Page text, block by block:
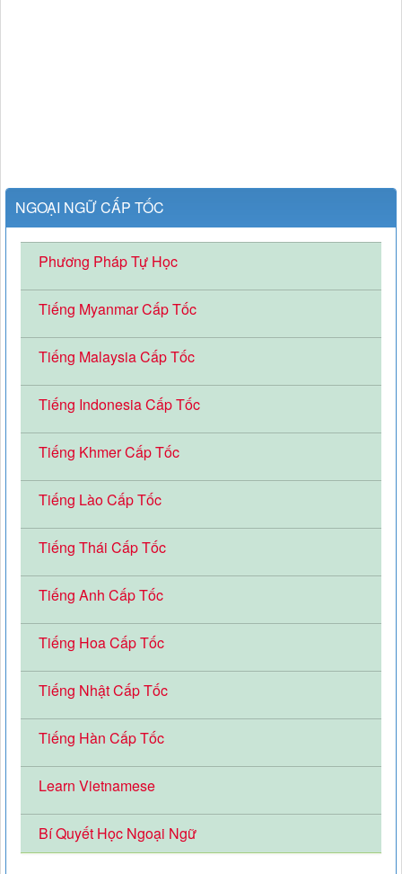
NGOẠI NGỮ CẤP TỐC
Phương Pháp Tự Học
Tiếng Myanmar Cấp Tốc
Tiếng Malaysia Cấp Tốc
Tiếng Indonesia Cấp Tốc
Tiếng Khmer Cấp Tốc
Tiếng Lào Cấp Tốc
Tiếng Thái Cấp Tốc
Tiếng Anh Cấp Tốc
Tiếng Hoa Cấp Tốc
Tiếng Nhật Cấp Tốc
Tiếng Hàn Cấp Tốc
Learn Vietnamese
Bí Quyết Học Ngoại Ngữ